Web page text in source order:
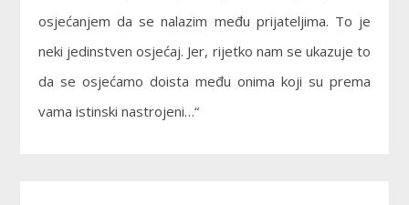
osjećanjem da se nalazim među prijateljima. To je
neki jedinstven osjećaj. Jer, rijetko nam se ukazuje to
da se osjećamo doista među onima koji su prema
vama istinski nastrojeni…“